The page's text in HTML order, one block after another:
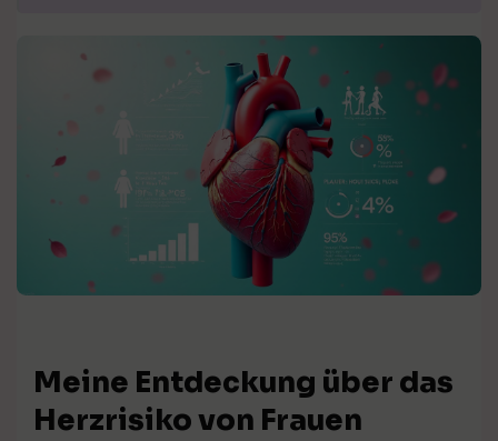
Meine Entdeckung über das
Herzrisiko von Frauen